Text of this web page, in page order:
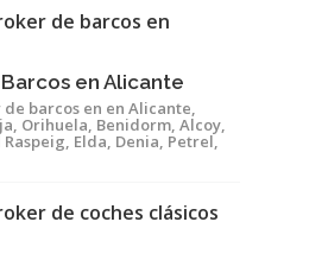
en Alicante
barcos en en Alicante,
Orihuela, Benidorm, Alcoy,
Elda, Denia, Petrel,